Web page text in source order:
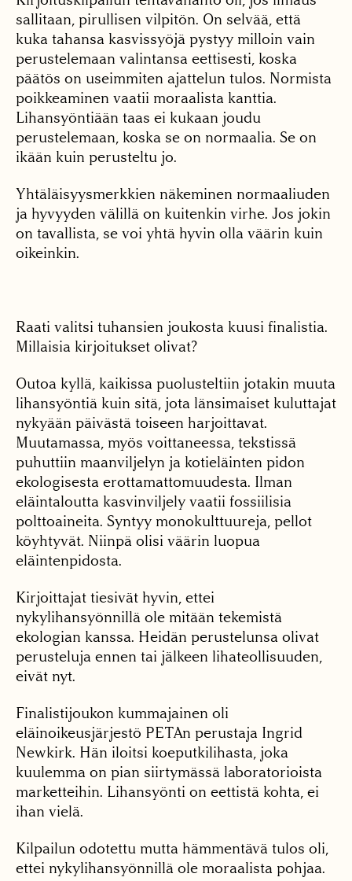
sallitaan, pirullisen vilpitön. On selvää, että
kuka tahansa kasvissyöjä pystyy milloin vain
perustelemaan valintansa eettisesti, koska
päätös on useimmiten ajattelun tulos. Normista
poikkeaminen vaatii moraalista kanttia.
Lihansyöntiään taas ei kukaan joudu
perustelemaan, koska se on normaalia. Se on
ikään kuin perusteltu jo.
Yhtäläisyysmerkkien näkeminen normaaliuden
ja hyvyyden välillä on kuitenkin virhe. Jos jokin
on tavallista, se voi yhtä hyvin olla väärin kuin
oikeinkin.
Raati valitsi tuhansien joukosta kuusi finalistia.
Millaisia kirjoitukset olivat?
Outoa kyllä, kaikissa puolusteltiin jotakin muuta
lihansyöntiä kuin sitä, jota länsimaiset kuluttajat
nykyään päivästä toiseen harjoittavat.
Muutamassa, myös voittaneessa, tekstissä
puhuttiin maanviljelyn ja kotieläinten pidon
ekologisesta erottamattomuudesta. Ilman
eläintaloutta kasvinviljely vaatii fossiilisia
polttoaineita. Syntyy monokulttuureja, pellot
köyhtyvät. Niinpä olisi väärin luopua
eläintenpidosta.
Kirjoittajat tiesivät hyvin, ettei
nykylihansyönnillä ole mitään tekemistä
ekologian kanssa. Heidän perustelunsa olivat
perusteluja ennen tai jälkeen lihateollisuuden,
eivät nyt.
Finalistijoukon kummajainen oli
eläinoikeusjärjestö PETAn perustaja Ingrid
Newkirk. Hän iloitsi koeputkilihasta, joka
kuulemma on pian siirtymässä laboratorioista
marketteihin. Lihansyönti on eettistä kohta, ei
ihan vielä.
Kilpailun odotettu mutta hämmentävä tulos oli,
ettei nykylihansyönnillä ole moraalista pohjaa.